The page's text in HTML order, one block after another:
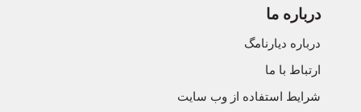
درباره ما
درباره دیارنامگ
ارتباط با ما
شرایط استفاده از وب سایت